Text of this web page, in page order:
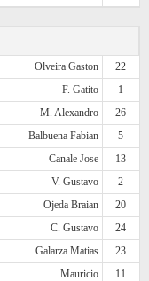
Olveira Gaston
22
F. Gatito
1
M. Alexandro
26
Balbuena Fabian
5
Canale Jose
13
V. Gustavo
2
Ojeda Braian
20
C. Gustavo
24
Galarza Matias
23
Mauricio
11